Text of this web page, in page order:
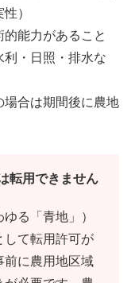
）
能力があること
・日照・排水な
合は期間後に農地
転用できません
る「青地」）
て転用許可が
に農用地区域